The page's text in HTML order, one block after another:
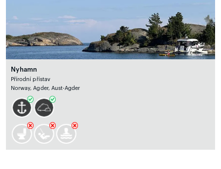
Nyhamn
Přírodní přístav
Norway, Agder, Aust-Agder